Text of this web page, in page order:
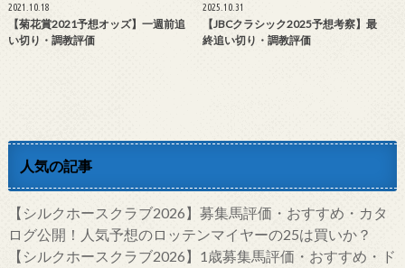
2021.10.18
【菊花賞2021予想オッズ】一週前追
い切り・調教評価
2025.10.31
【JBCクラシック2025予想考察】最
終追い切り・調教評価
人気の記事
【シルクホースクラブ2026】募集馬評価・おすすめ・カタ
ログ公開！人気予想のロッテンマイヤーの25は買いか？
【シルクホースクラブ2026】1歳募集馬評価・おすすめ・ド